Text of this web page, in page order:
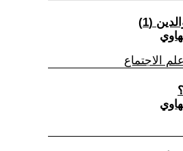
الاجتماع